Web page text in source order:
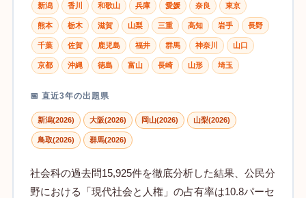
新潟 香川 和歌山 兵庫 愛媛 奈良 東京
熊本 栃木 滋賀 山梨 三重 高知 岩手 長野
千葉 佐賀 鹿児島 福井 群馬 神奈川 山口
京都 沖縄 徳島 富山 長崎 山形 埼玉
📅 直近3年の出題県
新潟(2026) 大阪(2026) 岡山(2026) 山梨(2026)
鳥取(2026) 群馬(2026)
社会科の過去問15,925件を徹底分析した結果、公民分
野における「現代社会と人権」の占有率は10.8パーセ